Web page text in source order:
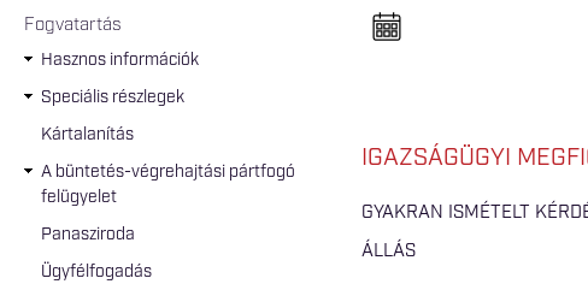
Fogvatartás
Hasznos információk
Speciális részlegek
Kártalanítás
A büntetés-végrehajtási pártfogó
felügyelet
Panasziroda
Ügyfélfogadás
e
l
s
a
IGAZSÁGÜGYI
GYAKRAN ISMÉTELT
ÁLLÁS